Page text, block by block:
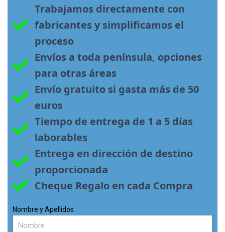
Trabajamos directamente con
fabricantes y simplificamos el
proceso
Envíos a toda península, opciones
para otras áreas
Envío gratuito si gasta más de 50
euros
Tiempo de entrega de 1 a 5 días
laborables
Entrega en dirección de destino
proporcionada
Cheque Regalo en cada Compra
Nombre y Apellidos